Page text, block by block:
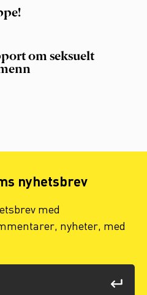
om seksuelt
nyhetsbrev
med
nyheter, med